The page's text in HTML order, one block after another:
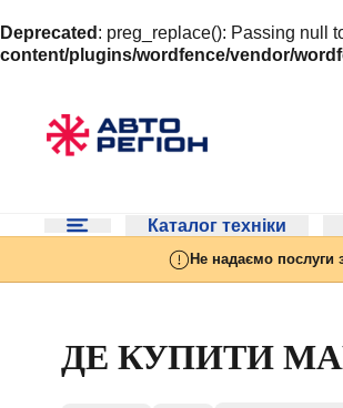
Deprecated : preg_replace(): Passing null
content/plugins/wordfence/vendor/
Каталог техніки
Не надаємо послуги
ДЕ КУПИТИ